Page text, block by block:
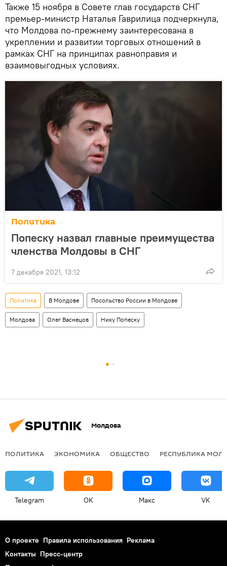
Также 15 ноября в Совете глав государств СНГ
премьер-министр Наталья Гаврилица подчеркнула,
что Молдова по-прежнему заинтересована в
укреплении и развитии торговых отношений в
рамках СНГ на принципах равноправия и
взаимовыгодных условиях.
Политика
Попеску назвал главные преимущества
членства Молдовы в СНГ
7 декабря 2021, 13:12
Политика В Молдове Посольство России в Молдове
Молдова Олег Васнецов Нику Попеску
Молдова
ПОЛИТИКА ЭКОНОМИКА ОБЩЕСТВО РЕСПУБЛИКА
Telegram OK Макс VK
О проекте Правила использования Реклама
Контакты Пресс-центр